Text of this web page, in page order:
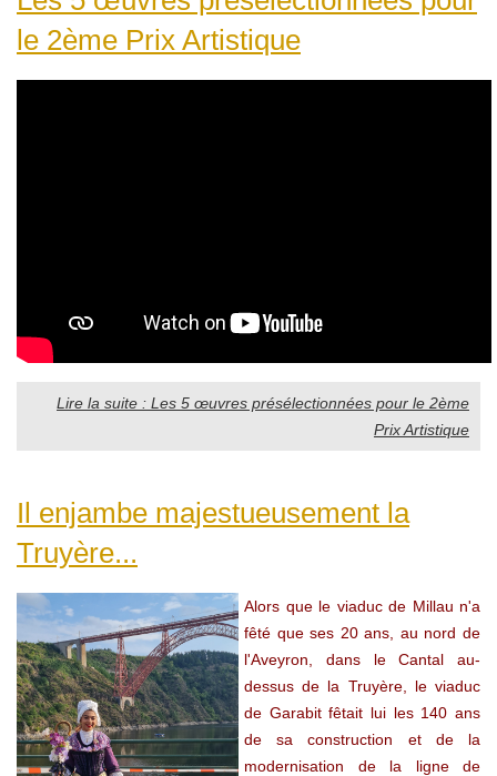
le 2ème Prix Artistique
Lire la suite : Les 5 œuvres présélectionnées pour le 2ème
Prix Artistique
Il enjambe majestueusement la
Truyère...
Alors que le viaduc de Millau n'a
fêté que ses 20 ans, au nord de
l'Aveyron, dans le Cantal au-
dessus de la Truyère, le viaduc
de Garabit fêtait lui les 140 ans
de sa construction et de la
modernisation de la ligne de